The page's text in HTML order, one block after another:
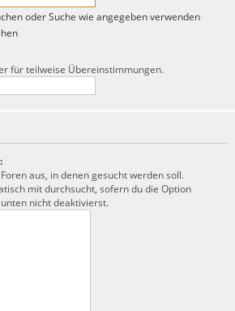
oder Suche wie angegeben verwenden
für teilweise Übereinstimmungen.
aus, in denen gesucht werden soll.
mit durchsucht, sofern du die Option
nicht deaktivierst.